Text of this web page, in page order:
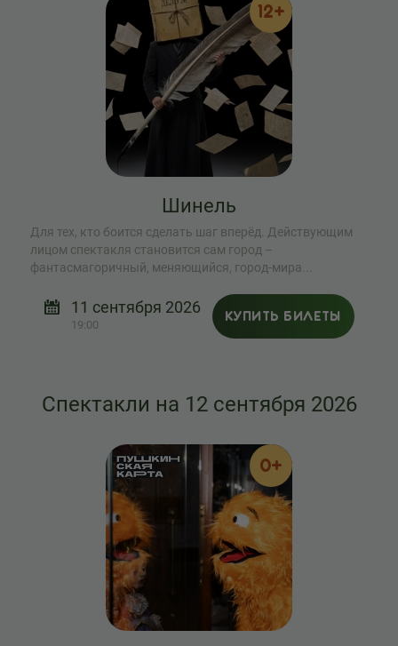
12+
Шинель
Для тех, кто боится сделать шаг вперёд. Действующим
лицом спектакля становится сам город –
фантасмагоричный, меняющийся, город-мира...
11 сентября 2026
19:00
КУПИТЬ БИЛЕТЫ
Спектакли на 12 сентября 2026
0+